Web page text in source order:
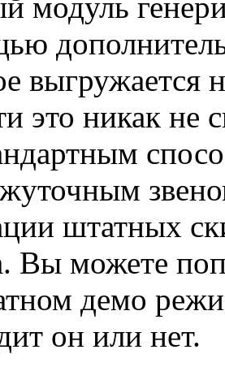
модуль
выгружается
это никак не
штатных
Вы можете
демо
он или нет.